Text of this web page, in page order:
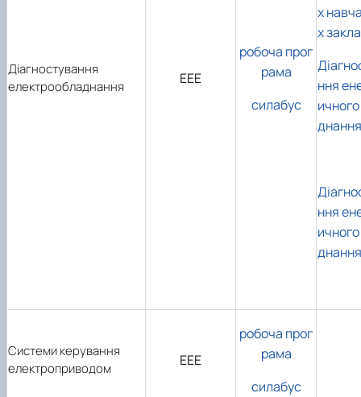
Діагностування
електрообладнання
ЕЕЕ
робоча прог
рама
силабус
х
х
ння
ння
Системи керування
електроприводом
ЕЕЕ
робоча прог
рама
силабус